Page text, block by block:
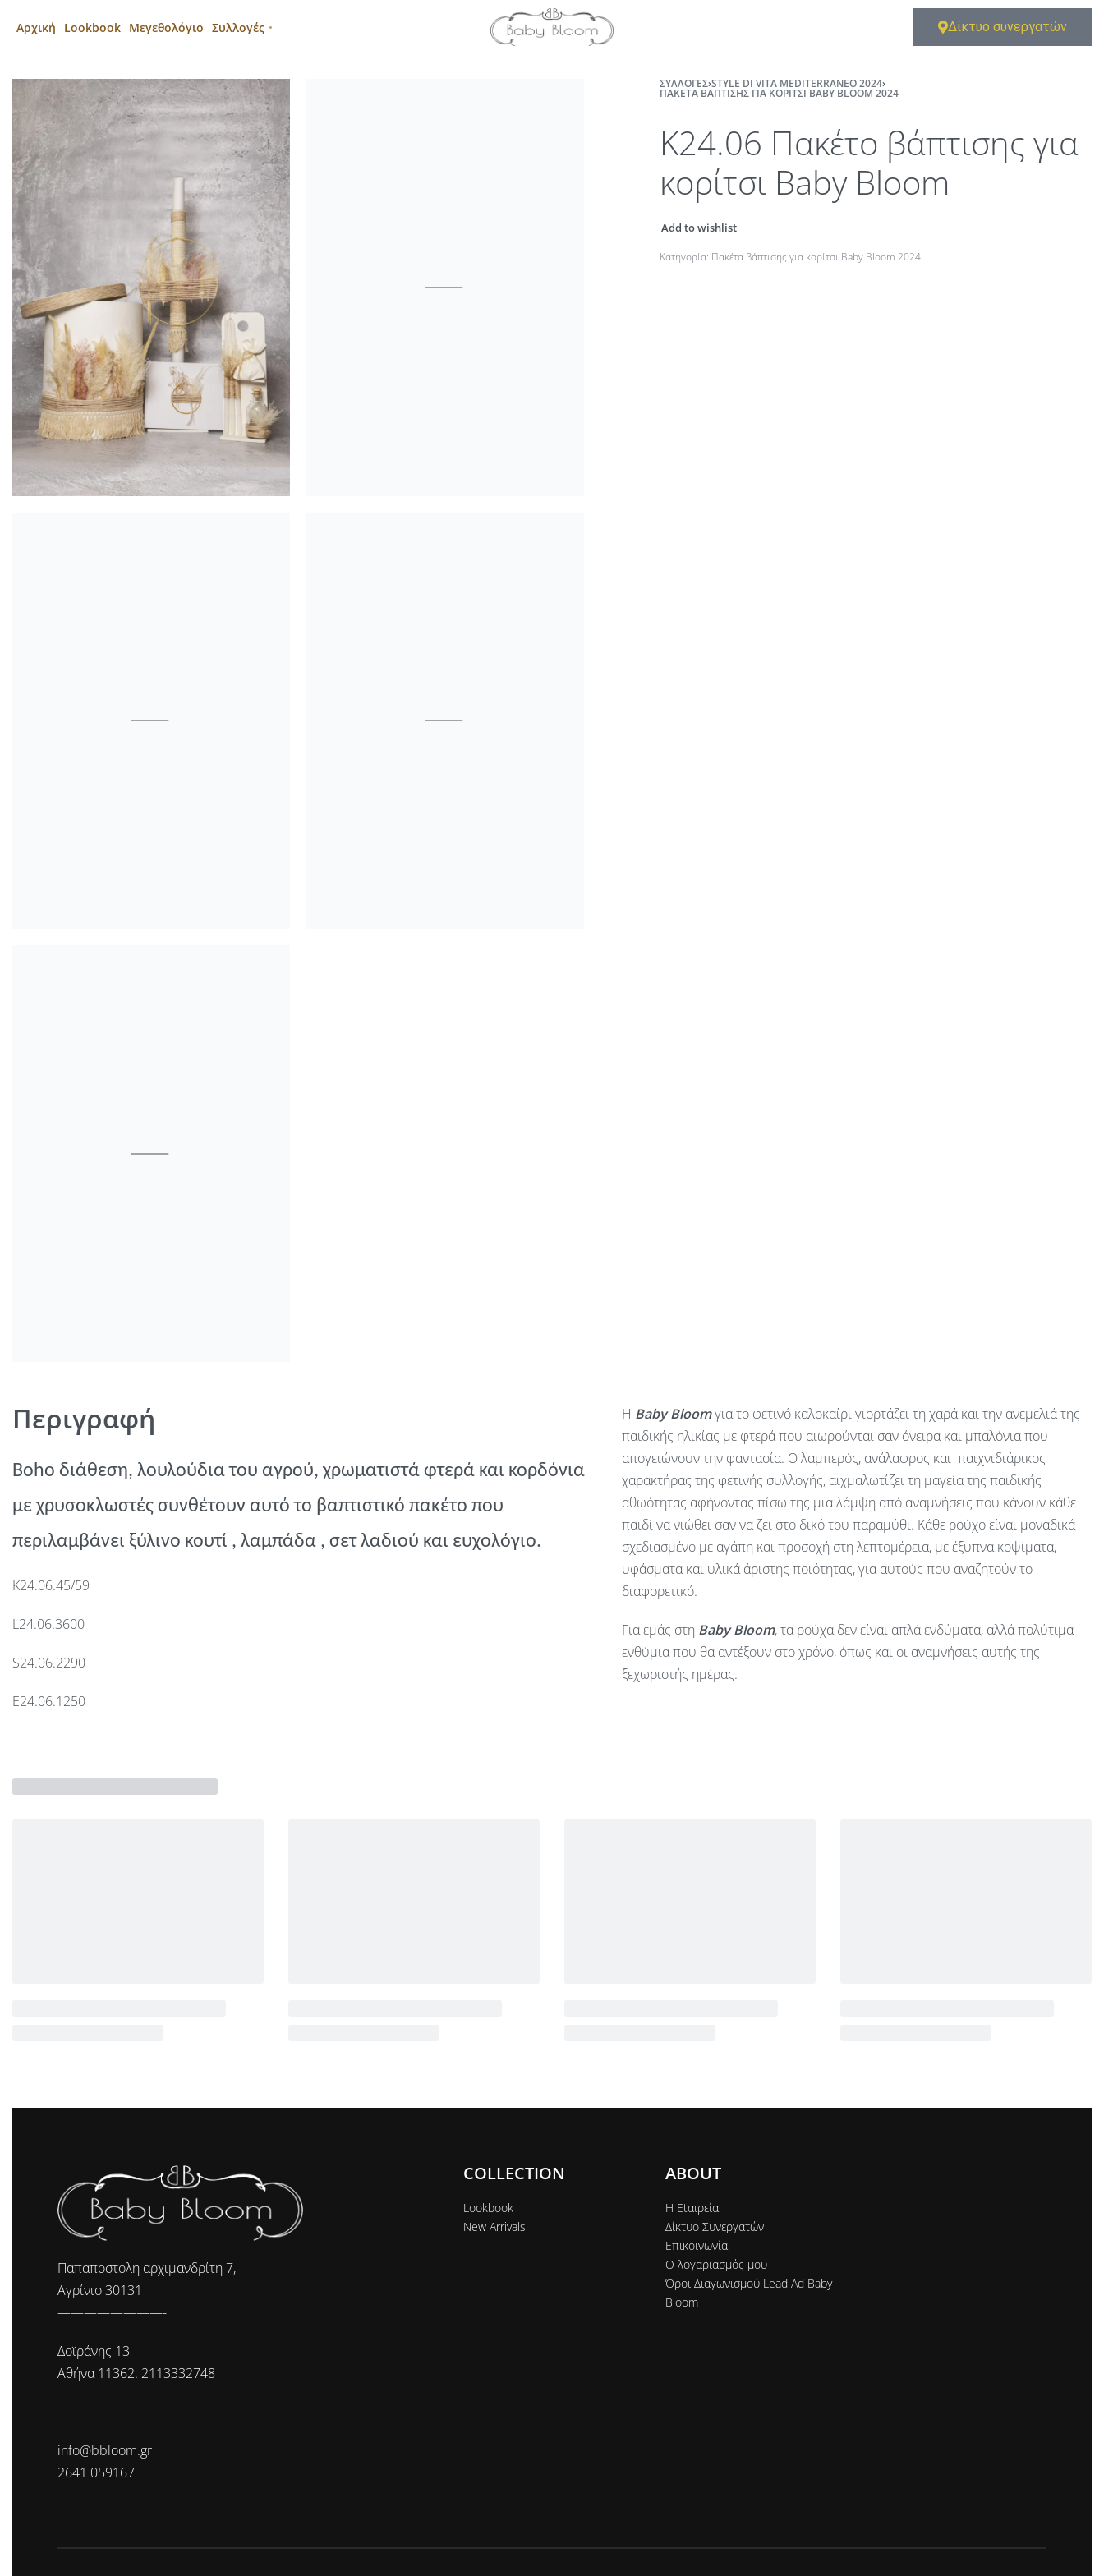
Αρχική Lookbook Μεγεθολόγιο Συλλογές Δίκτυο συνεργατών
ΣΥΛΛΟΓΈΣ›STYLE DI VITA MEDITERRANEO 2024›
ΠΑΚΈΤΑ ΒΆΠΤΙΣΗΣ ΓΙΑ ΚΟΡΊΤΣΙ BABY BLOOM 2024
K24.06 Πακέτο βάπτισης για
κορίτσι Baby Bloom
Add to wishlist
Κατηγορία: Πακέτα βάπτισης για κορίτσι Baby Bloom 2024
Περιγραφή
Bοho διάθεση, λουλούδια του αγρού, χρωματιστά φτερά και κορδόνια
με χρυσοκλωστές συνθέτουν αυτό το βαπτιστικό πακέτο που
περιλαμβάνει ξύλινο κουτί , λαμπάδα , σετ λαδιού και ευχολόγιο.
K24.06.45/59
L24.06.3600
S24.06.2290
E24.06.1250
Η Baby Bloomγια το φετινό καλοκαίρι γιορτάζει τη χαρά και την ανεμελιά της
παιδικής ηλικίας με φτερά που αιωρούνται σαν όνειρα και μπαλόνια που
απογειώνουν την φαντασία. Ο λαμπερός, ανάλαφρος και παιχνιδιάρικος
χαρακτήρας της φετινής συλλογής, αιχμαλωτίζει τη μαγεία της παιδικής
αθωότητας αφήνοντας πίσω της μια λάμψη από αναμνήσεις που κάνουν κάθε
παιδί να νιώθει σαν να ζει στο δικό του παραμύθι. Κάθε ρούχο είναι μοναδικά
σχεδιασμένο με αγάπη και προσοχή στη λεπτομέρεια, με έξυπνα κοψίματα,
υφάσματα και υλικά άριστης ποιότητας, για αυτούς που αναζητούν το
διαφορετικό.
Για εμάς στη Baby Bloom, τα ρούχα δεν είναι απλά ενδύματα, αλλά πολύτιμα
ενθύμια που θα αντέξουν στο χρόνο, όπως και οι αναμνήσεις αυτής της
ξεχωριστής ημέρας.
Παπαποστολη αρχιμανδρίτη 7,
Αγρίνιο 30131
————————-
Δοϊράνης 13
Αθήνα 11362. 2113332748
————————-
info@bbloom.gr
2641 059167
COLLECTION
Lookbook
New Arrivals
ABOUT
Η Εtαιρεία
Δίκτυο Συνεργατών
Επικοινωνία
Ο λογαριασμός μου
Όροι Διαγωνισμού Lead Ad Baby
Bloom